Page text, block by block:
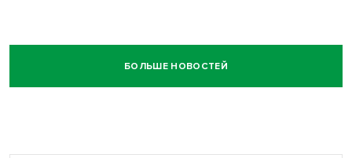
БОЛЬШЕ НОВОСТЕЙ